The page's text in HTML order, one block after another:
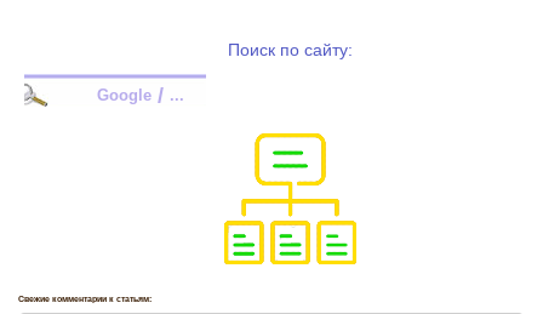
Поиск по сайту:
Google / ...
Свежие комментарии к статьям: